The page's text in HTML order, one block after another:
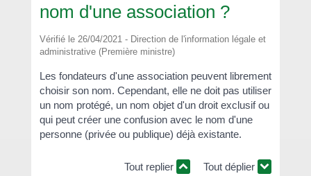
nom d'une association ?
Vérifié le 26/04/2021 - Direction de l'information légale et
administrative (Première ministre)
Les fondateurs d'une association peuvent librement
choisir son nom. Cependant, elle ne doit pas utiliser
un nom protégé, un nom objet d'un droit exclusif ou
qui peut créer une confusion avec le nom d'une
personne (privée ou publique) déjà existante.
Tout replier Tout déplier